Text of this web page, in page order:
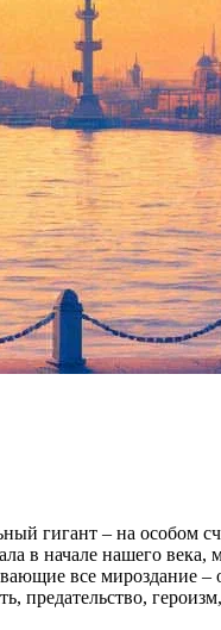
гигант – на особом
в начале нашего века,
все мироздание
героизм,